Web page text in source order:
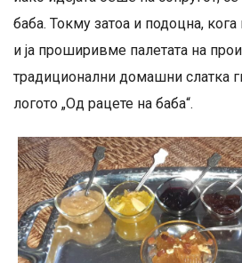
баба. Токму затоа и подоцна,
и ја проширивме палетата на
традиционални домашни слатка
логото „Од рацете на баба“.